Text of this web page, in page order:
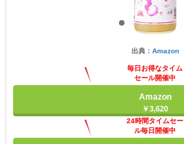
出典： Amazon
毎日お得なタイム
セール開催中
Amazon
￥3,620
24時間タイムセー
ル毎日開催中